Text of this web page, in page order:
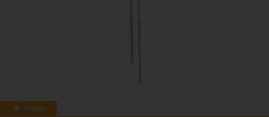
Online